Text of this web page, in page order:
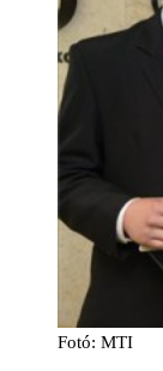
Fotó: MTI